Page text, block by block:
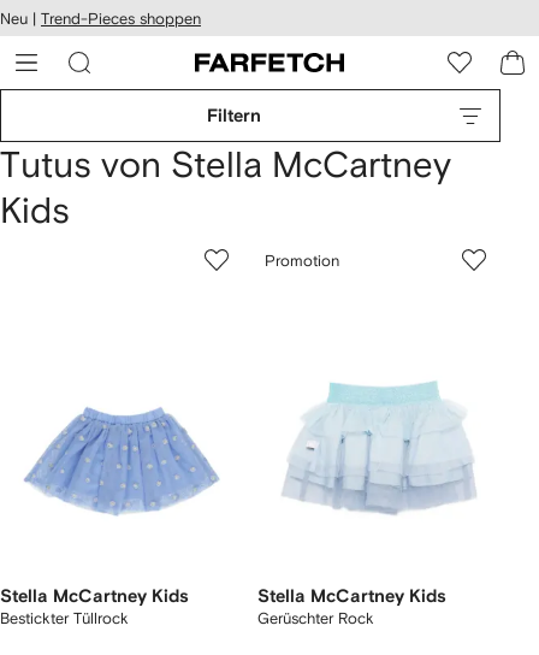
zum
Neu | Trend-Pieces shoppen
Filtern
Tutus von Stella McCartney
Kids
Stella McCartney Kids
Bestickter Tüllrock
Promotion
Stella McCartney Kids
Gerüschter Rock